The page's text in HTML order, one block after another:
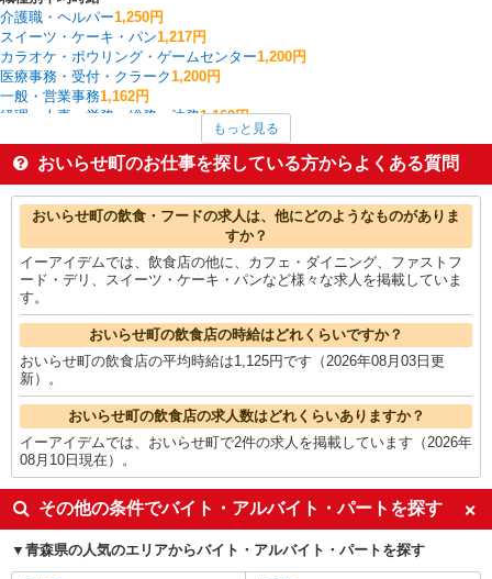
介護職・ヘルパー1,250円
スイーツ・ケーキ・パン1,217円
カラオケ・ボウリング・ゲームセンター1,200円
医療事務・受付・クラーク1,200円
一般・営業事務1,162円
経理・人事・労務・総務・法務1,162円
その他販売・サービス1,150円
その他飲食・フード1,150円
調理・調理補助・調理師1,139円
おいらせ町の他の職種の平均時給を見る
もっと見る
おいらせ町のお仕事を探している方からよくある質問
おいらせ町の飲食・フードの求人は、他にどのようなものがありま
すか？
イーアイデムでは、飲食店の他に、カフェ・ダイニング、ファストフ
ード・デリ、スイーツ・ケーキ・パンなど様々な求人を掲載していま
す。
おいらせ町の飲食店の時給はどれくらいですか？
おいらせ町の飲食店の平均時給は1,125円です（2026年08月03日更
新）。
おいらせ町の飲食店の求人数はどれくらいありますか？
イーアイデムでは、おいらせ町で2件の求人を掲載しています（2026年
08月10日現在）。
その他の条件でバイト・アルバイト・パートを探す
青森県の人気のエリアからバイト・アルバイト・パートを探す